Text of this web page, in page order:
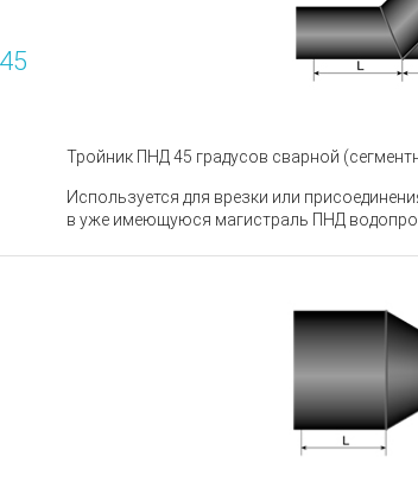
Тройник ПНД 45 градусов сварной
Используется для врезки или
в уже имеющуюся магистраль ПНД